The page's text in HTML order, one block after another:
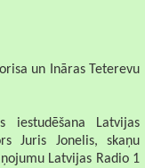
un Ināras Teterevu
iestudēšana Latvijas
Juris Jonelis, skaņu
Latvijas Radio 1